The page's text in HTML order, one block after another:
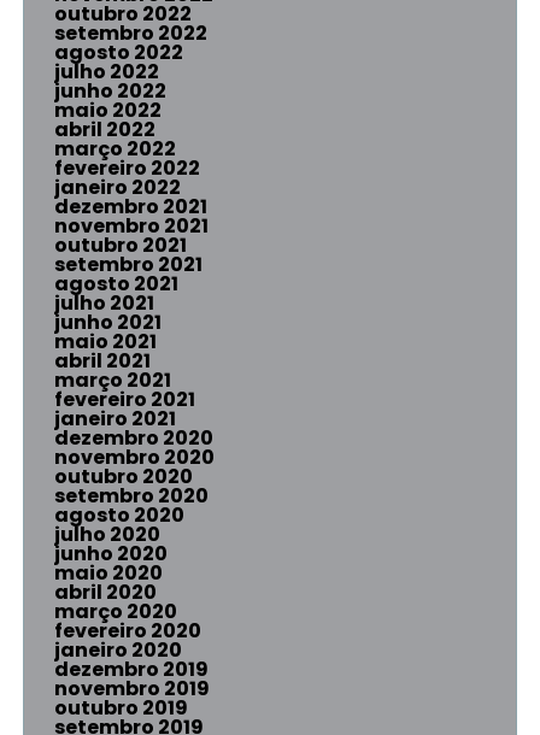
outubro 2022
setembro 2022
agosto 2022
julho 2022
junho 2022
maio 2022
abril 2022
março 2022
fevereiro 2022
janeiro 2022
dezembro 2021
novembro 2021
outubro 2021
setembro 2021
agosto 2021
julho 2021
junho 2021
maio 2021
abril 2021
março 2021
fevereiro 2021
janeiro 2021
dezembro 2020
novembro 2020
outubro 2020
setembro 2020
agosto 2020
julho 2020
junho 2020
maio 2020
abril 2020
março 2020
fevereiro 2020
janeiro 2020
dezembro 2019
novembro 2019
outubro 2019
setembro 2019